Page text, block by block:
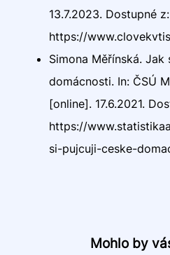
13.7.2023. Dostupné z:
https://
Simona Měřínská. Jak
domácnosti. In: ČSÚ
[online]. 17.6.2021.
https://
si-pujcuji-ceske-
Mohlo by